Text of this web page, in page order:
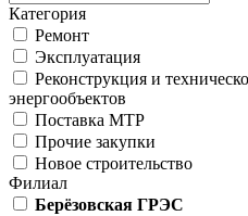
Категория
Ремонт
Эксплуатация
Реконструкция и
энергообъектов
Поставка МТР
Прочие закупки
Новое строительство
Филиал
Берёзовская ГРЭС